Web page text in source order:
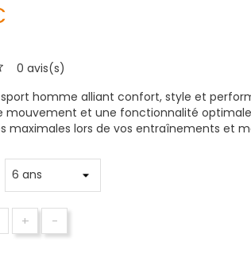
0 avis(s)
sport homme alliant confort, style et
mouvement et une fonctionnalité
maximales lors de vos entraînements et
+ -